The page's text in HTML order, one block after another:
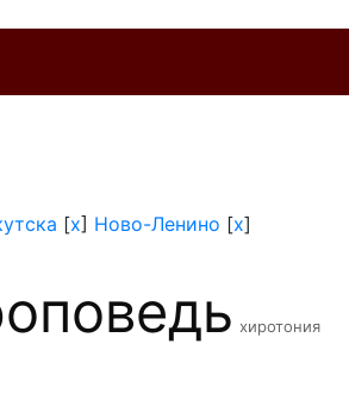
[x] Ново-Ленино [x]
хиротония